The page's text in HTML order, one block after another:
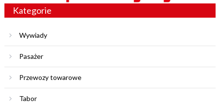
Kategorie
Wywiady
Pasażer
Przewozy towarowe
Tabor